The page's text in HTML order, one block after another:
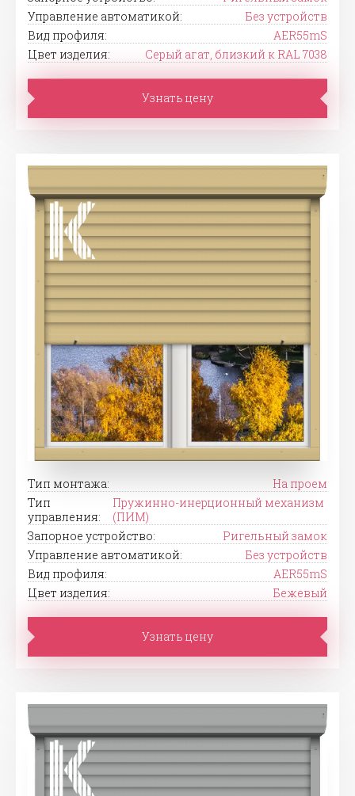
Управление автоматикой:
Без устройств
Вид профиля:
AER55mS
Цвет изделия:
Серый агат, близкий к RAL 7038
Узнать цену
Тип монтажа:
На проем
Тип
управления:
Пружинно-инерционный механизм
(ПИМ)
Запорное устройство:
Ригельный замок
Управление автоматикой:
Без устройств
Вид профиля:
AER55mS
Цвет изделия:
Бежевый
Узнать цену